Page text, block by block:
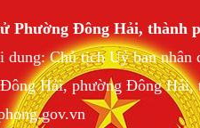
Phường Đông Hải, thành
dung: Chủ tịch Uỷ ban nhân
Hải, phường Đông Hải,